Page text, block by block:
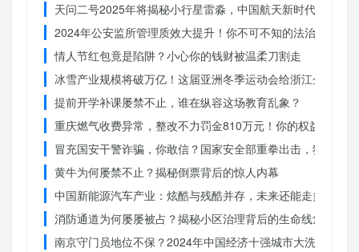
天问二号2025年将揭秘小行星雷淼，中国航天新时代即将开
2024年公安监所管理质效大提升！你不可不知的法治文明新
情人节红包竟是陷阱？小心你的钱财被温柔刀割走
冰雪产业规模将破万亿！这届亚洲冬季运动会给浙江企业带
提前开学补课屡禁不止，谁在纵容这场教育乱象？
重庆燃气收费异常，整改不力罚金810万元！你的权益被侵犯
冒充国安干警诈骗，你敢信？国家安全部重拳出击，犯罪团
黄牛为何屡禁不止？揭秘倒票背后的惊人内幕
中国新能源汽车产业：炫酷与残酷并存，未来还能走多远？
消防通道为何屡屡被占？揭秘小区治理背后的生命线危机
南京守门员地位不保？2024年中国经济十强城市大洗牌